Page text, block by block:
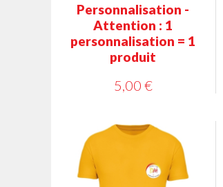
Personnalisation -
Attention : 1
personnalisation = 1
produit
5,00 €